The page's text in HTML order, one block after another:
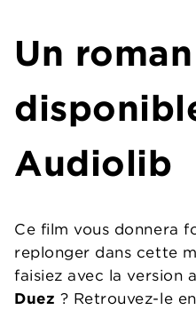
Un roman
Audiolib
Ce film vous donnera
replonger dans cette
faisiez avec la version
Duez ? Retrouvez-le